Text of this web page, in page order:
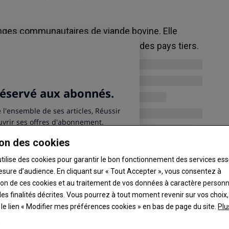
communautaires de viande bovine. Elle
dont une partie en provenance des pays tiers.
en
chair jaune,
-
=
231,00 €/tonne
récolte 2026, Départ, Sud Toulouse, meunier,
1,90 €/kg
FranceAgriMer - RNM
Poudre de lait
2 865,00 €/tonne
Allemagne, le 05/08, 0 % mg, consommation
humaine , Süddeutschen Butter - und Käse-
Börse e. V. Kempten
+0,53
des cookies
des cookies pour garantir le bon fonctionnement des services
d’audience. En cliquant sur « Tout Accepter », vous consentez à
de ces cookies et au traitement de vos données à caractère
finalités décrites. Vous pourrez à tout moment revenir sur vos
lien « Modifier mes préférences cookies » en bas de page du site.